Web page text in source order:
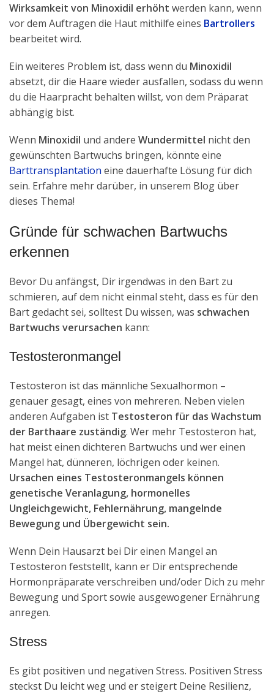
Wirksamkeit von Minoxidil erhöht werden kann, wenn
vor dem Auftragen die Haut mithilfe eines Bartrollers
bearbeitet wird.
Ein weiteres Problem ist, dass wenn du Minoxidil
absetzt, dir die Haare wieder ausfallen, sodass du wenn
du die Haarpracht behalten willst, von dem Präparat
abhängig bist.
Wenn Minoxidil und andere Wundermittel nicht den
gewünschten Bartwuchs bringen, könnte eine
Barttransplantation eine dauerhafte Lösung für dich
sein. Erfahre mehr darüber, in unserem Blog über
dieses Thema!
Gründe für schwachen Bartwuchs
erkennen
Bevor Du anfängst, Dir irgendwas in den Bart zu
schmieren, auf dem nicht einmal steht, dass es für den
Bart gedacht sei, solltest Du wissen, was schwachen
Bartwuchs verursachen kann:
Testosteronmangel
Testosteron ist das männliche Sexualhormon –
genauer gesagt, eines von mehreren. Neben vielen
anderen Aufgaben ist Testosteron für das Wachstum
der Barthaare zuständig. Wer mehr Testosteron hat,
hat meist einen dichteren Bartwuchs und wer einen
Mangel hat, dünneren, löchrigen oder keinen.
Ursachen eines Testosteronmangels können
genetische Veranlagung, hormonelles
Ungleichgewicht, Fehlernährung, mangelnde
Bewegung und Übergewicht sein.
Wenn Dein Hausarzt bei Dir einen Mangel an
Testosteron feststellt, kann er Dir entsprechende
Hormonpräparate verschreiben und/oder Dich zu mehr
Bewegung und Sport sowie ausgewogener Ernährung
anregen.
Stress
Es gibt positiven und negativen Stress. Positiven Stress
steckst Du leicht weg und er steigert Deine Resilienz,